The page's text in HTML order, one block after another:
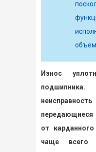
Износ
передающиеся
от
чаще всего